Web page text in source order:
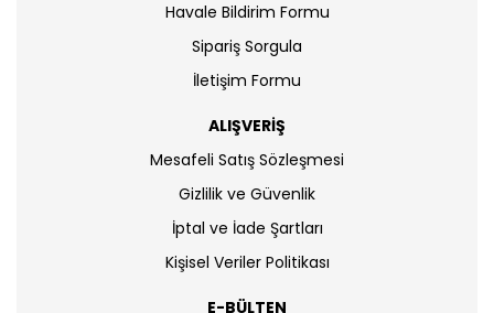
Havale Bildirim Formu
Sipariş Sorgula
İletişim Formu
ALIŞVERİŞ
Mesafeli Satış Sözleşmesi
Gizlilik ve Güvenlik
İptal ve İade Şartları
Kişisel Veriler Politikası
E-BÜLTEN